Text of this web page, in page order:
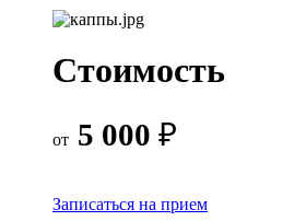
Стоимость
от 5 000 ₽
Записаться на прием